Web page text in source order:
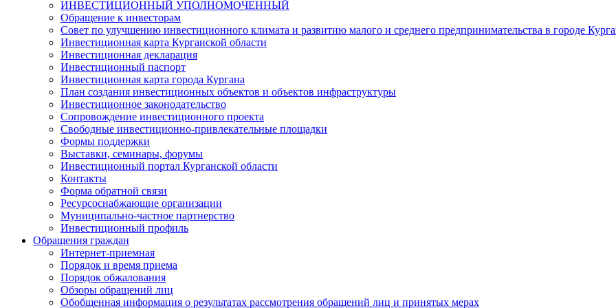
ИНВЕСТИЦИОННЫЙ УПОЛНОМОЧЕННЫЙ
Обращение к инвесторам
Совет по улучшению инвестиционного климата и развитию малого и среднего предпринимательства в городе
Инвестиционная карта Курганской области
Инвестиционная декларация
Инвестиционный паспорт
Инвестиционная карта города Кургана
План создания инвестиционных объектов и объектов инфраструктуры
Инвестиционное законодательство
Сопровождение инвестиционного проекта
Свободные инвестиционно-привлекательные площадки
Формы поддержки
Выставки, семинары, форумы
Инвестиционный портал Курганской области
Контакты
Форма обратной связи
Ресурсоснабжающие организации
Муниципально-частное партнерство
Инвестиционный профиль
Обращения граждан
Интернет-приемная
Порядок и время приема
Порядок обжалования
Обзоры обращений лиц
Обобщенная информация о результатах рассмотрения обращений лиц и принятых мерах